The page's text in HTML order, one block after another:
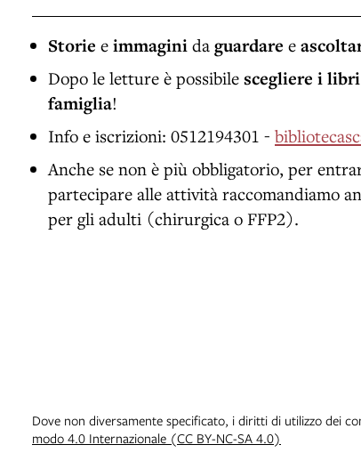
Storie e immagini da guardare e
Dopo le letture è possibile scegliere i libri
famiglia!
Info e iscrizioni: 0512194301 -
Anche se non è più obbligatorio, per
partecipare alle attività raccomandiamo
per gli adulti (chirurgica o FFP2).
Dove non diversamente specificato, i diritti di utilizzo dei
modo 4.0 Internazionale (CC BY-NC-SA 4.0)